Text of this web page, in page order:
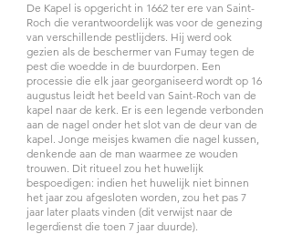
De Kapel is opgericht in 1662 ter ere van Saint-
Roch die verantwoordelijk was voor de genezing
van verschillende pestlijders. Hij werd ook
gezien als de beschermer van Fumay tegen de
pest die woedde in de buurdorpen. Een
processie die elk jaar georganiseerd wordt op 16
augustus leidt het beeld van Saint-Roch van de
kapel naar de kerk. Er is een legende verbonden
aan de nagel onder het slot van de deur van de
kapel. Jonge meisjes kwamen die nagel kussen,
denkende aan de man waarmee ze wouden
trouwen. Dit ritueel zou het huwelijk
bespoedigen: indien het huwelijk niet binnen
het jaar zou afgesloten worden, zou het pas 7
jaar later plaats vinden (dit verwijst naar de
legerdienst die toen 7 jaar duurde).